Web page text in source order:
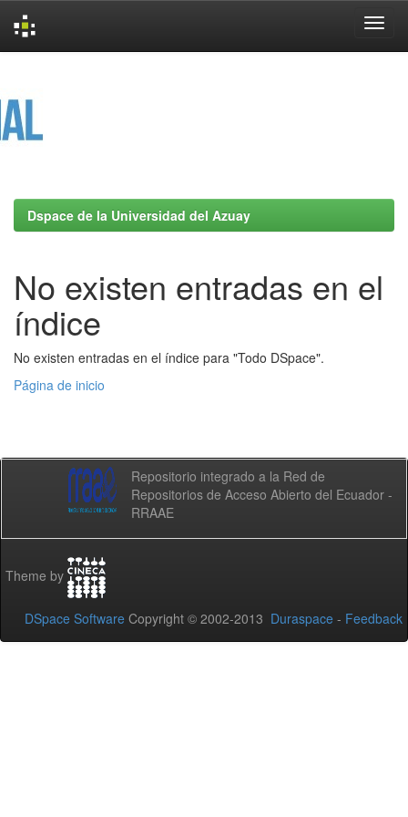
Dspace de la Universidad del Azuay
No existen entradas en el
índice
No existen entradas en el índice para "Todo DSpace".
Página de inicio
Repositorio integrado a la Red de
Repositorios de Acceso Abierto del Ecuador -
RRAAE
Theme by
DSpace Software Copyright © 2002-2013 Duraspace - Feedback